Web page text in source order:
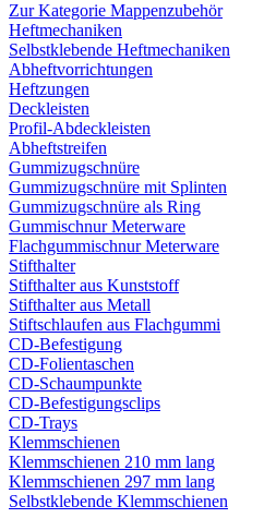
Zur Kategorie Mappenzubehör
Heftmechaniken
Selbstklebende Heftmechaniken
Abheftvorrichtungen
Heftzungen
Deckleisten
Profil-Abdeckleisten
Abheftstreifen
Gummizugschnüre
Gummizugschnüre mit Splinten
Gummizugschnüre als Ring
Gummischnur Meterware
Flachgummischnur Meterware
Stifthalter
Stifthalter aus Kunststoff
Stifthalter aus Metall
Stiftschlaufen aus Flachgummi
CD-Befestigung
CD-Folientaschen
CD-Schaumpunkte
CD-Befestigungsclips
CD-Trays
Klemmschienen
Klemmschienen 210 mm lang
Klemmschienen 297 mm lang
Selbstklebende Klemmschienen